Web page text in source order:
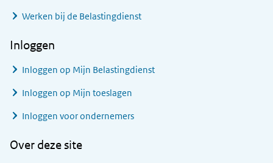
Werken bij de Belastingdienst
Inloggen
Inloggen op Mijn Belastingdienst
Inloggen op Mijn toeslagen
Inloggen voor ondernemers
Over deze site